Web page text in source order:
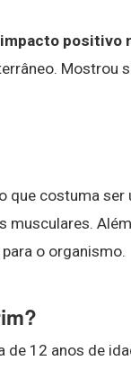
positivo
Mostrou
que costuma
musculares.
o organismo.
de 12 anos de